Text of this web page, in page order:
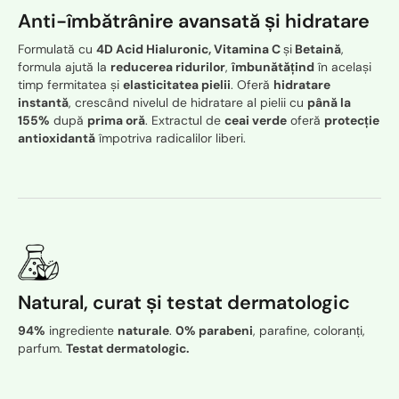
Anti-îmbătrânire avansată și hidratare
Formulată cu 4D Acid Hialuronic, Vitamina Cși Betaină,
formula ajută la reducerea ridurilor,îmbunătățindîn același
timp fermitatea și elasticitatea pielii. Oferă hidratare
instantă, crescând nivelul de hidratare al pielii cu până la
155% după prima oră. Extractul de ceai verde oferă protecție
antioxidantăîmpotriva radicalilor liberi.
Natural, curat și testat dermatologic
94% ingrediente naturale. 0% parabeni, parafine, coloranți,
parfum. Testat dermatologic.